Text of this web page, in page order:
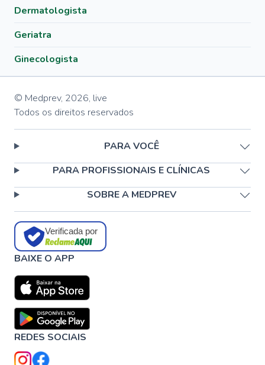
Dermatologista
Geriatra
Ginecologista
© Medprev, 2026, live
Todos os direitos reservados
PARA VOCÊ
PARA PROFISSIONAIS E CLÍNICAS
SOBRE A MEDPREV
Verificada por
BAIXE O APP
REDES SOCIAIS